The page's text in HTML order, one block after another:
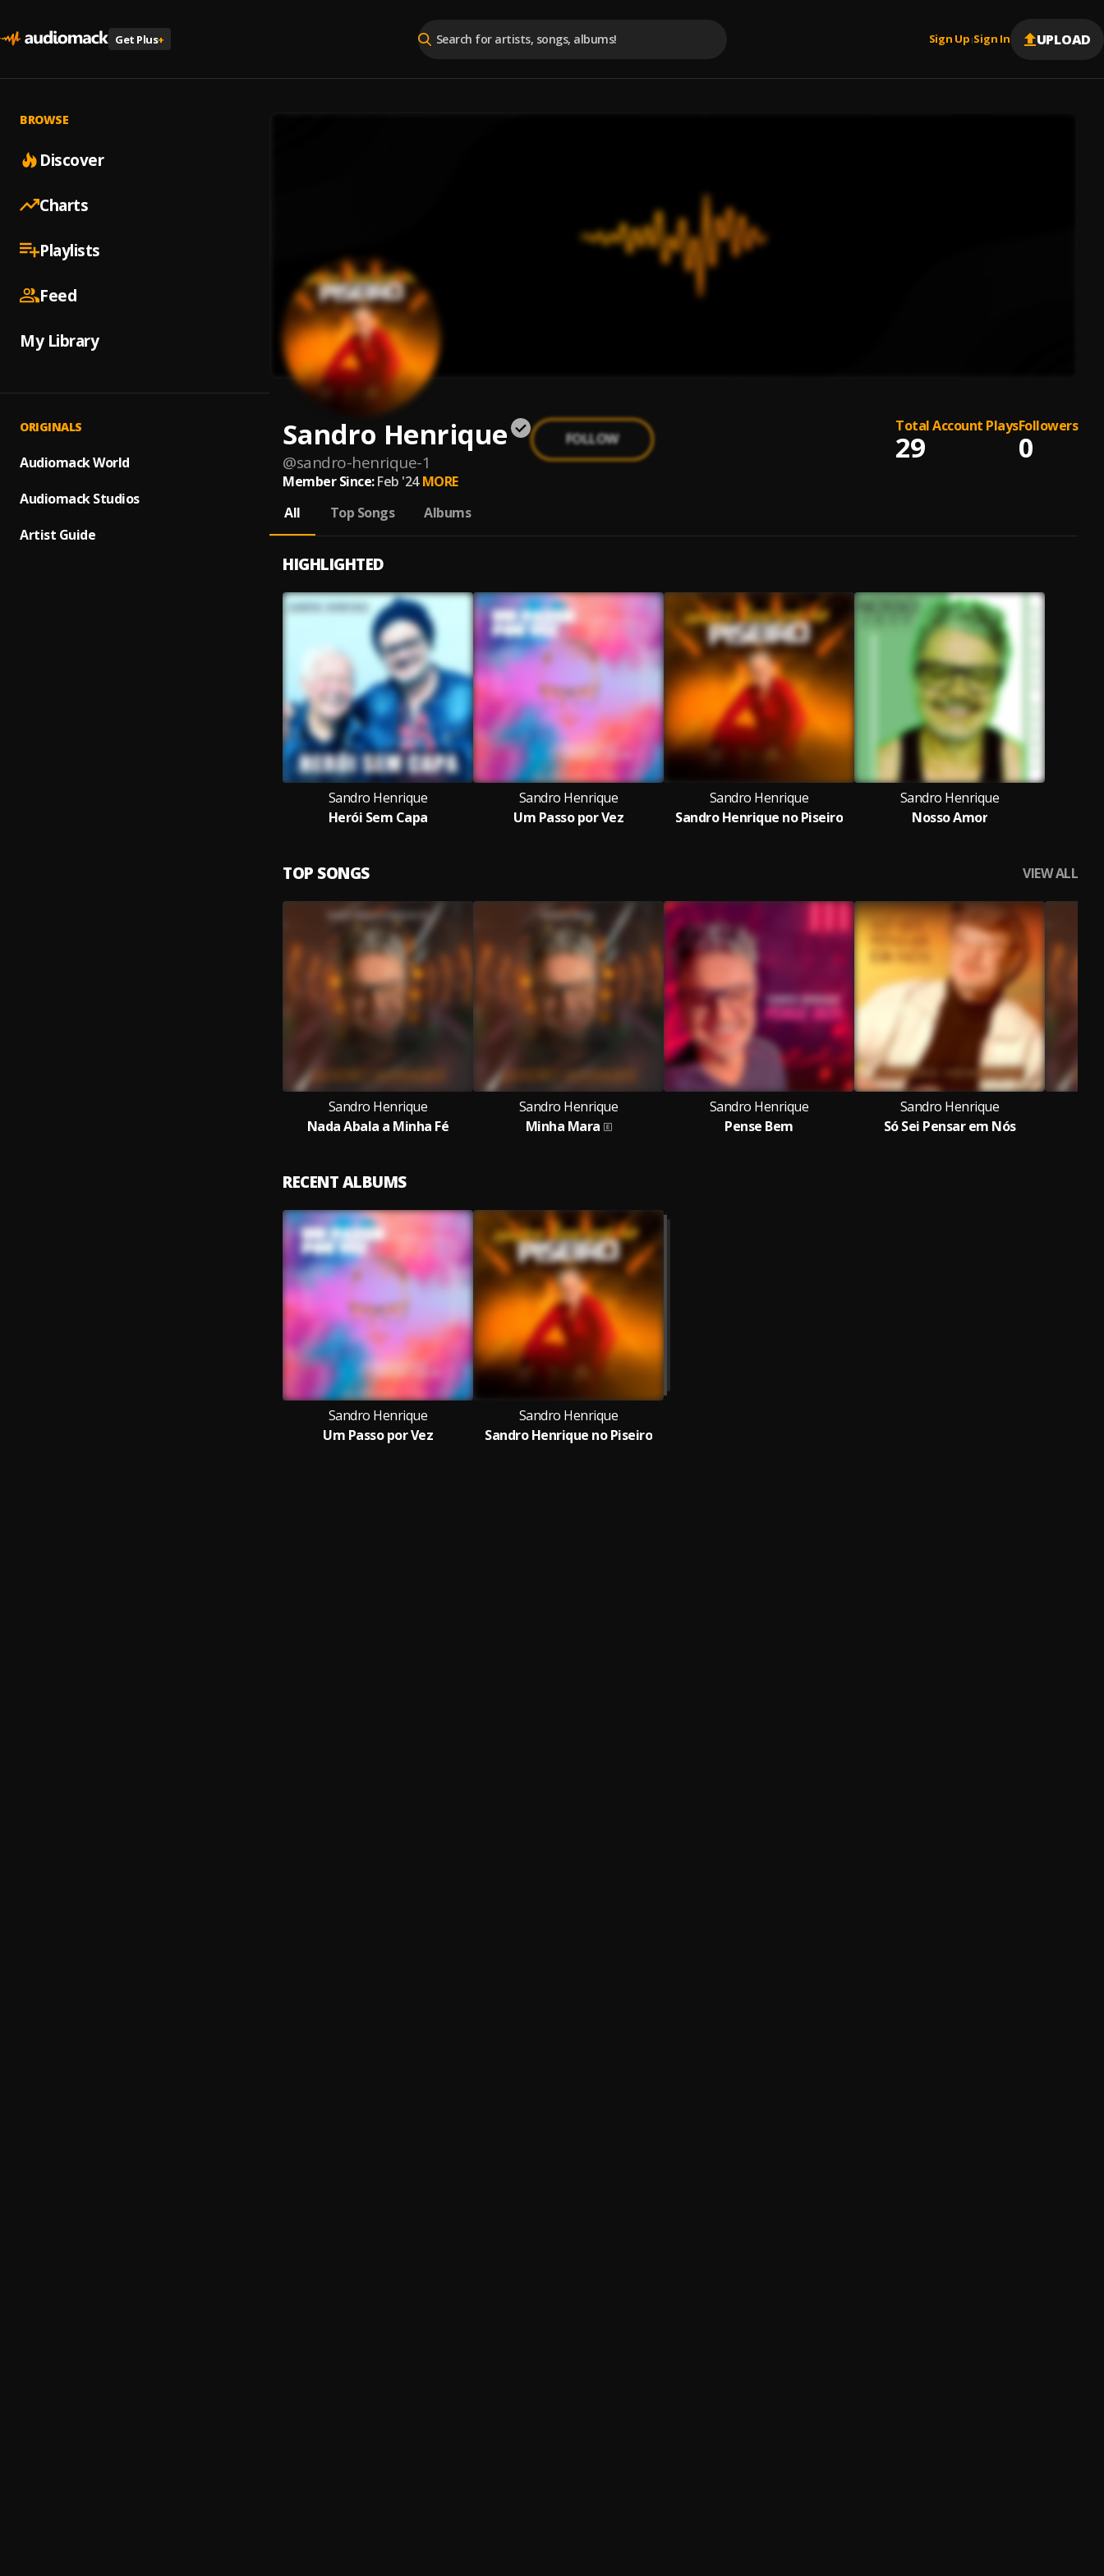
Get Plus+ Sign Up |Sign In UPLOAD
BROWSE
Discover
Charts
Playlists
Feed
My Library
ORIGINALS
Audiomack World
Audiomack Studios
Artist Guide
Sandro Henrique
@sandro-henrique-1
FOLLOW
Total Account Plays
29
Followers
0
Member Since: Feb '24 MORE
All
Top Songs Albums
HIGHLIGHTED
Sandro Henrique
Herói Sem Capa
Sandro Henrique
Um Passo por Vez
Sandro Henrique
Sandro Henrique no Piseiro
Sandro Henrique
Nosso Amor
TOP SONGS VIEW ALL
Sandro Henrique
Nada Abala a Minha Fé
Sandro Henrique
Minha Mara
Sandro Henrique
Pense Bem
Sandro Henrique
Só Sei Pensar em Nós
RECENT ALBUMS
Sandro Henrique
Um Passo por Vez
Sandro Henrique
Sandro Henrique no Piseiro